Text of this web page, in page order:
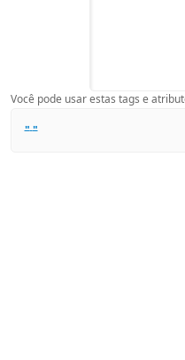
Você pode usar estas tags e